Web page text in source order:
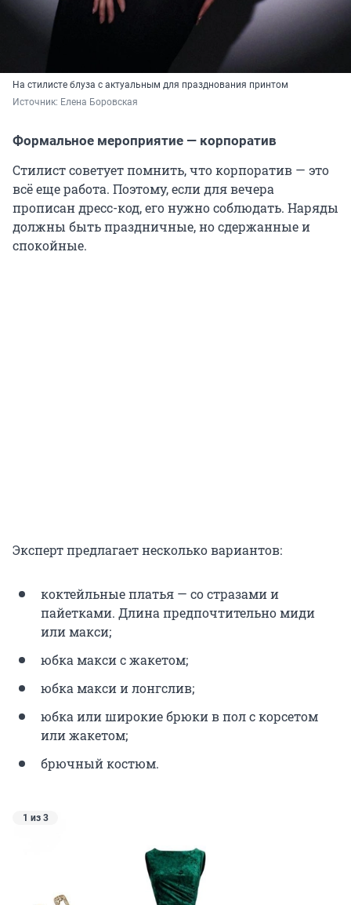
На стилисте блуза с актуальным для празднования принтом
Источник: Елена Боровская
Формальное мероприятие — корпоратив
Стилист советует помнить, что корпоратив — это
всё еще работа. Поэтому, если для вечера
прописан дресс-код, его нужно соблюдать. Наряды
должны быть праздничные, но сдержанные и
спокойные.
Эксперт предлагает несколько вариантов:
коктейльные платья — со стразами и
пайетками. Длина предпочтительно миди
или макси;
юбка макси с жакетом;
юбка макси и лонгслив;
юбка или широкие брюки в пол с корсетом
или жакетом;
брючный костюм.
1 из 3